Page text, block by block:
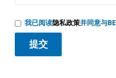
我已阅读隐私政策并同意与